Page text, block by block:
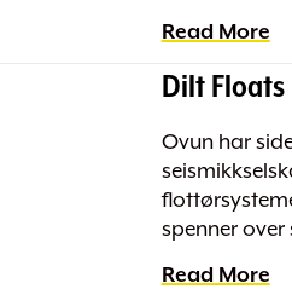
Read More
Dilt Floats
Ovun har
spenner
Read More